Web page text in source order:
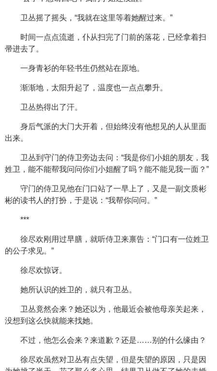
卫丛摇了摇头，“我就在这里等着她醒过来。”
时间一点点流逝，仆从扫完了门前的落花，已经拿着扫
帚进去了。
一身青衫的年轻书生仍然站在原地。
渐渐地，太阳升起了，温度也一点点攀升。
卫丛热得出了汗。
身后气派的大门大开着，但始终没有他想见的人从里面
出来。
卫丛到守门的侍卫旁边去问：“我是你们小姐的朋友，我
姓卫，能不能帮我问问你们小姐醒了吗？能不能见我一面？”
守门的侍卫见他在门口站了一早上了，又是一副文质彬
彬的读书人的打扮，于是说：“我帮你问问。”
***
徐尽欢刚用过早膳，就听侍卫来禀告：“门口有一位姓卫
的公子求见。”
徐尽欢惊讶。
她所认识的姓卫的，就只有卫丛。
卫丛竟然会来？她还以为，他最近会被他母亲关起来，
没想到这么快就能来找她。
不过，他怎么会来？来道歉？还是……别的什么缘由？
徐尽欢虽然对卫丛有点失望，但是失望的原因，只是因